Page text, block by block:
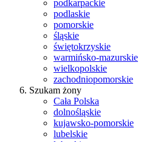
podkarpackie
podlaskie
pomorskie
śląskie
świętokrzyskie
warmińsko-mazurskie
wielkopolskie
zachodniopomorskie
Szukam żony
Cała Polska
dolnośląskie
kujawsko-pomorskie
lubelskie